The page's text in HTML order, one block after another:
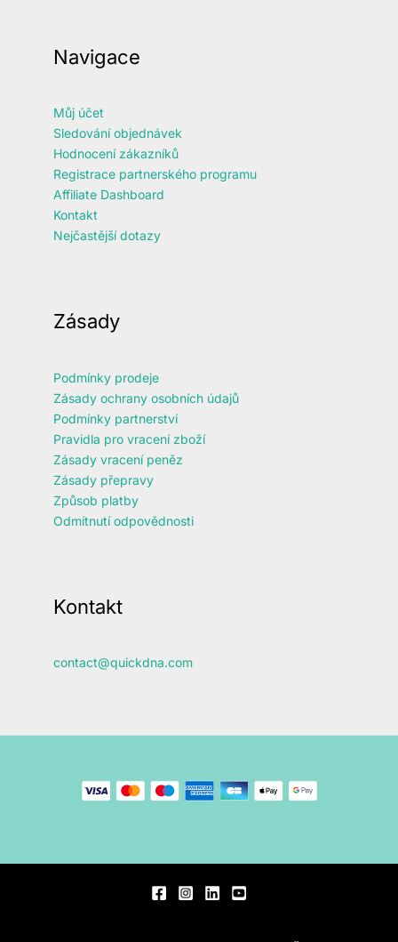
Navigace
Můj účet
Sledování objednávek
Hodnocení zákazníků
Registrace partnerského programu
Affiliate Dashboard
Kontakt
Nejčastější dotazy
Zásady
Podmínky prodeje
Zásady ochrany osobních údajů
Podmínky partnerství
Pravidla pro vracení zboží
Zásady vracení peněz
Zásady přepravy
Způsob platby
Odmítnutí odpovědnosti
Kontakt
contact@quickdna.com